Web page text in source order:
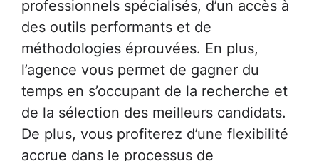
professionnels spécialisés, d’un accès à
des outils performants et de
méthodologies éprouvées. En plus,
l’agence vous permet de gagner du
temps en s’occupant de la recherche et
de la sélection des meilleurs candidats.
De plus, vous profiterez d’une flexibilité
accrue dans le processus de